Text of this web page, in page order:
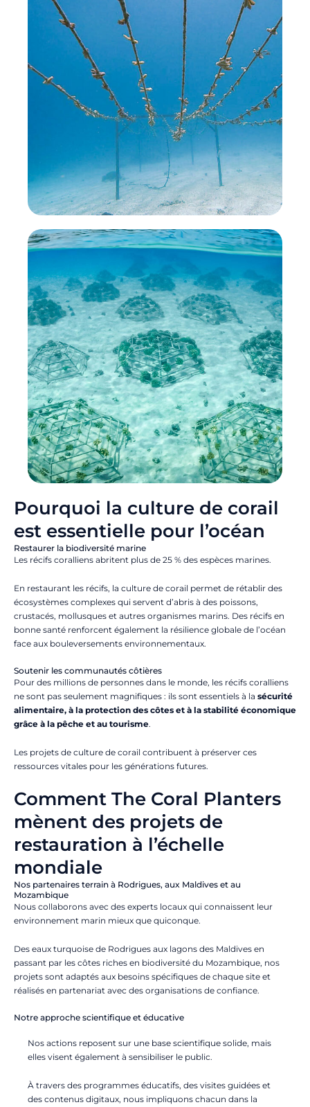
Pourquoi la culture de corail
est essentielle pour l’océan
Restaurer la biodiversité marine
Les récifs coralliens abritent plus de 25 % des espèces marines.
En restaurant les récifs, la culture de corail permet de rétablir des
écosystèmes complexes qui servent d’abris à des poissons,
crustacés, mollusques et autres organismes marins. Des récifs en
bonne santé renforcent également la résilience globale de l’océan
face aux bouleversements environnementaux.
Soutenir les communautés côtières
Pour des millions de personnes dans le monde, les récifs coralliens
ne sont pas seulement magnifiques : ils sont essentiels à la sécurité
alimentaire, à la protection des côtes et à la stabilité économique
grâce à la pêche et au tourisme.
Les projets de culture de corail contribuent à préserver ces
ressources vitales pour les générations futures.
Comment The Coral Planters
mènent des projets de
restauration à l’échelle
mondiale
Nos partenaires terrain à Rodrigues, aux Maldives et au
Mozambique
Nous collaborons avec des experts locaux qui connaissent leur
environnement marin mieux que quiconque.
Des eaux turquoise de Rodrigues aux lagons des Maldives en
passant par les côtes riches en biodiversité du Mozambique, nos
projets sont adaptés aux besoins spécifiques de chaque site et
réalisés en partenariat avec des organisations de confiance.
Notre approche scientifique et éducative
Nos actions reposent sur une base scientifique solide, mais
elles visent également à sensibiliser le public.
À travers des programmes éducatifs, des visites guidées et
des contenus digitaux, nous impliquons chacun dans la